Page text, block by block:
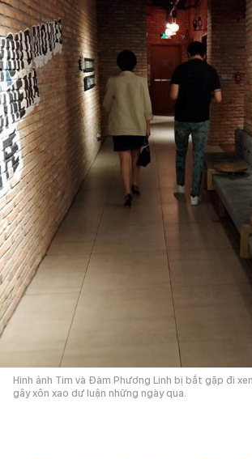
Hình ảnh Tim và Đàm Phương Linh bị bắt gặp đi
gây xôn xao dư luận những ngày qua.